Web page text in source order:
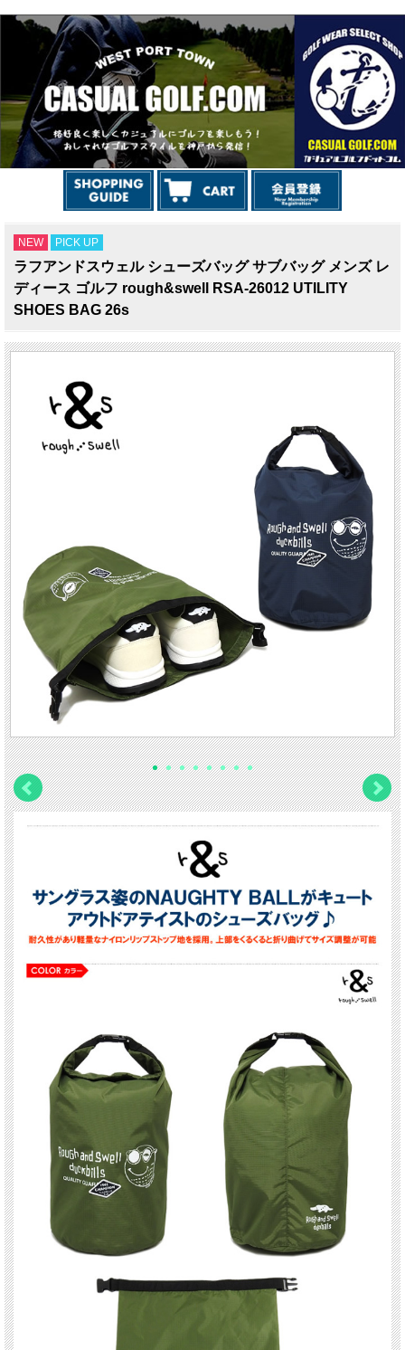
NEW PICK UP
ラフアンドスウェル シューズバッグ サブバッグ メンズ レ
ディース ゴルフ rough&swell RSA-26012 UTILITY
SHOES BAG 26s